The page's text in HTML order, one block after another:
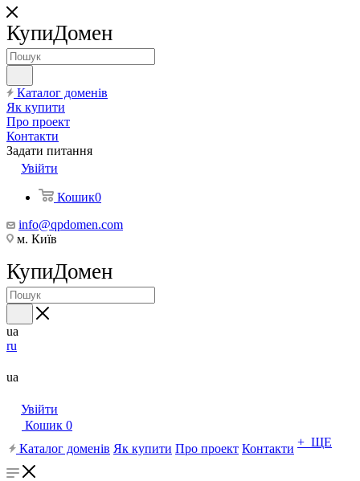
КупиДомен
Каталог доменів
Як купити
Про проект
Контакти
Задати питання
Увійти
Кошик0
info@qpdomen.com
м. Київ
КупиДомен
ua
ru
ua
Увійти
Кошик 0
Каталог доменів Як купити Про проект Контакти + ЩЕ